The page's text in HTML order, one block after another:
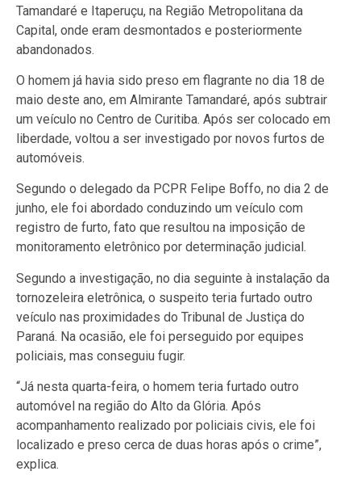
Tamandaré e Itaperuçu, na Região Metropolitana da
Capital, onde eram desmontados e posteriormente
abandonados.
O homem já havia sido preso em flagrante no dia 18 de
maio deste ano, em Almirante Tamandaré, após subtrair
um veículo no Centro de Curitiba. Após ser colocado em
liberdade, voltou a ser investigado por novos furtos de
automóveis.
Segundo o delegado da PCPR Felipe Boffo, no dia 2 de
junho, ele foi abordado conduzindo um veículo com
registro de furto, fato que resultou na imposição de
monitoramento eletrônico por determinação judicial.
Segundo a investigação, no dia seguinte à instalação da
tornozeleira eletrônica, o suspeito teria furtado outro
veículo nas proximidades do Tribunal de Justiça do
Paraná. Na ocasião, ele foi perseguido por equipes
policiais, mas conseguiu fugir.
“Já nesta quarta-feira, o homem teria furtado outro
automóvel na região do Alto da Glória. Após
acompanhamento realizado por policiais civis, ele foi
localizado e preso cerca de duas horas após o crime”,
explica.